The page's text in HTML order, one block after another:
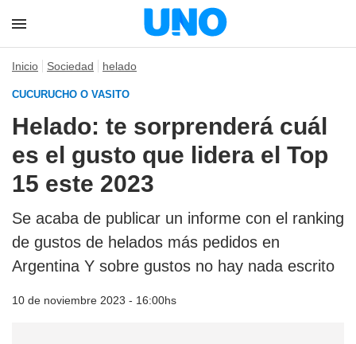
Inicio Sociedad helado
CUCURUCHO O VASITO
Helado: te sorprenderá cuál
es el gusto que lidera el Top
15 este 2023
Se acaba de publicar un informe con el ranking
de gustos de helados más pedidos en
Argentina Y sobre gustos no hay nada escrito
10 de noviembre 2023 - 16:00hs